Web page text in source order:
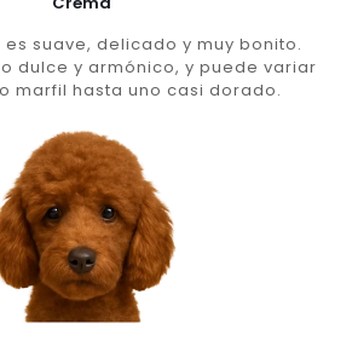
suave, delicado y muy bonito.
dulce y armónico, y puede variar
marfil hasta uno casi dorado.